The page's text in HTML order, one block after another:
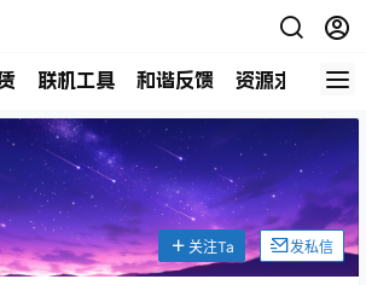
联机工具 和谐反馈 资源求助 商
关注Ta 发私信